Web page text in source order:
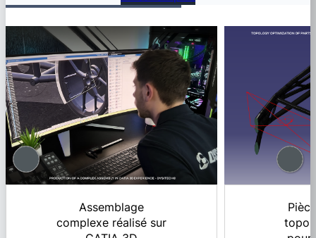
Assemblage
complexe réalisé sur